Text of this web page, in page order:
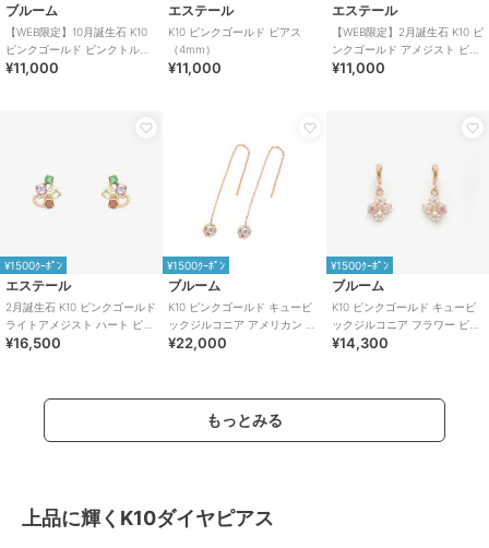
ブルーム
【WEB限定】10月誕生石 K10
ピンクゴールド ピンクトルマ
リン ピアス
¥11,000
エステール
K10 ピンクゴールド ピアス
（4mm）
¥11,000
エステール
【WEB限定】2月誕生石 K10 ピ
ンクゴールド アメジスト ピア
ス
¥11,000
¥1500ｸｰﾎﾟﾝ
エステール
2月誕生石 K10 ピンクゴールド
ライトアメジスト ハート ピア
ス
¥16,500
¥1500ｸｰﾎﾟﾝ
ブルーム
K10 ピンクゴールド キュービ
ックジルコニア アメリカン ピ
アス
¥22,000
¥1500ｸｰﾎﾟﾝ
ブルーム
K10 ピンクゴールド キュービ
ックジルコニア フラワー ピア
ス
¥14,300
もっとみる
上品に輝くK10ダイヤピアス